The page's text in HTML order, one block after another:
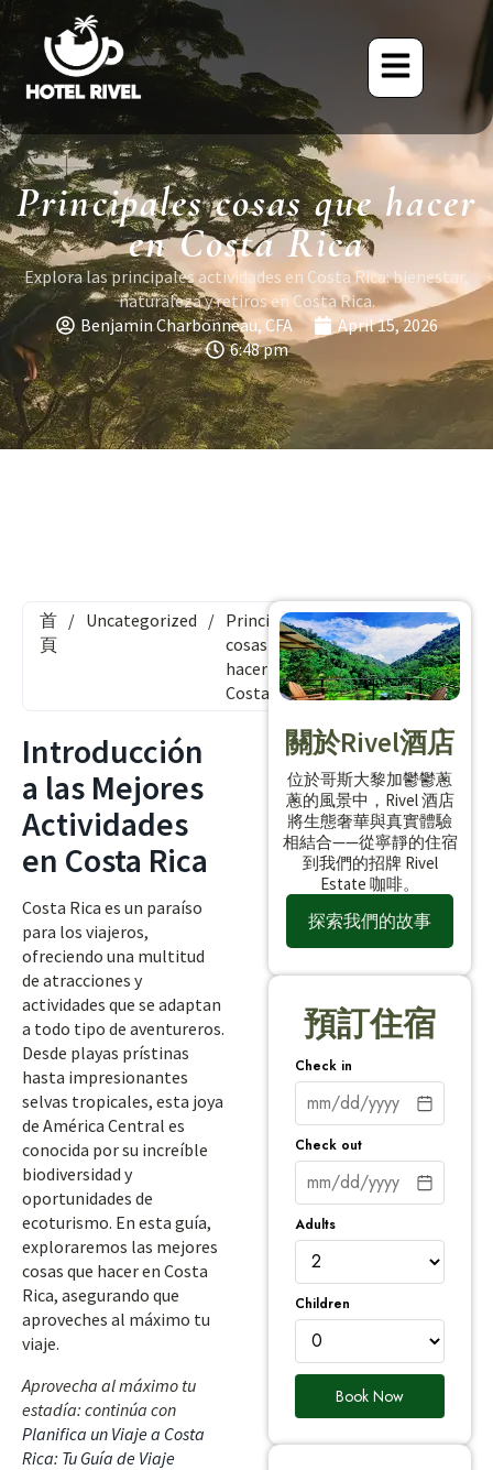
Principales cosas que hacer
en Costa Rica
Explora las principales actividades en Costa Rica: bienestar,
naturaleza y retiros en Costa Rica.
Benjamin Charbonneau, CFA
April 15, 2026
6:48 pm
首
頁
/ Uncategorized / Principales
cosas que
hacer en
Costa Rica
Introducción
a las Mejores
Actividades
en Costa Rica
Costa Rica es un paraíso
para los viajeros,
ofreciendo una multitud
de atracciones y
actividades que se adaptan
a todo tipo de aventureros.
Desde playas prístinas
hasta impresionantes
selvas tropicales, esta joya
de América Central es
conocida por su increíble
biodiversidad y
oportunidades de
ecoturismo. En esta guía,
exploraremos las mejores
cosas que hacer en Costa
Rica, asegurando que
aproveches al máximo tu
viaje.
Aprovecha al máximo tu
estadía: continúa con
Planifica un Viaje a Costa
Rica: Tu Guía de Viaje
關於Rivel酒店
位於哥斯大黎加鬱鬱蔥
蔥的風景中，Rivel 酒店
將生態奢華與真實體驗
相結合——從寧靜的住宿
到我們的招牌 Rivel
Estate 咖啡。
探索我們的故事
預訂住宿
Check in
Check out
Adults
Children
Book Now